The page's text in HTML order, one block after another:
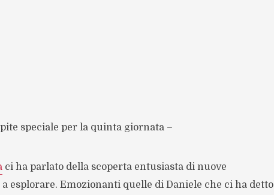
speciale per la quinta giornata –
ci ha parlato della scoperta entusiasta di nuove
esplorare. Emozionanti quelle di Daniele che ci ha detto